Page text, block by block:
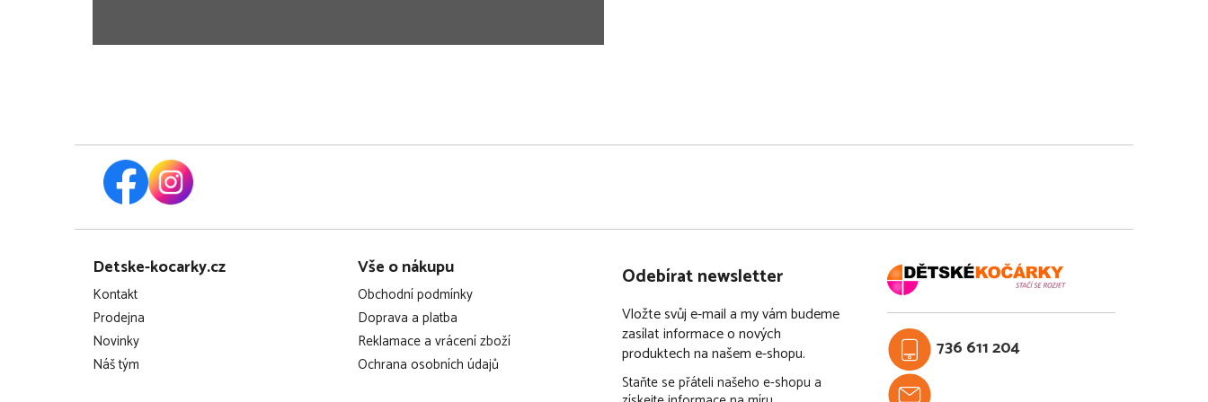
Detske-kocarky.cz
Kontakt
Prodejna
Novinky
Náš tým
Vše o nákupu
Obchodní podmínky
Doprava a platba
Reklamace a vrácení zboží
Ochrana osobních údajů
Odebírat newsletter
Vložte svůj e-mail a my vám budeme
zasílat informace o nových
produktech na našem e-shopu.
Staňte se přáteli našeho e-shopu a
736 611 204